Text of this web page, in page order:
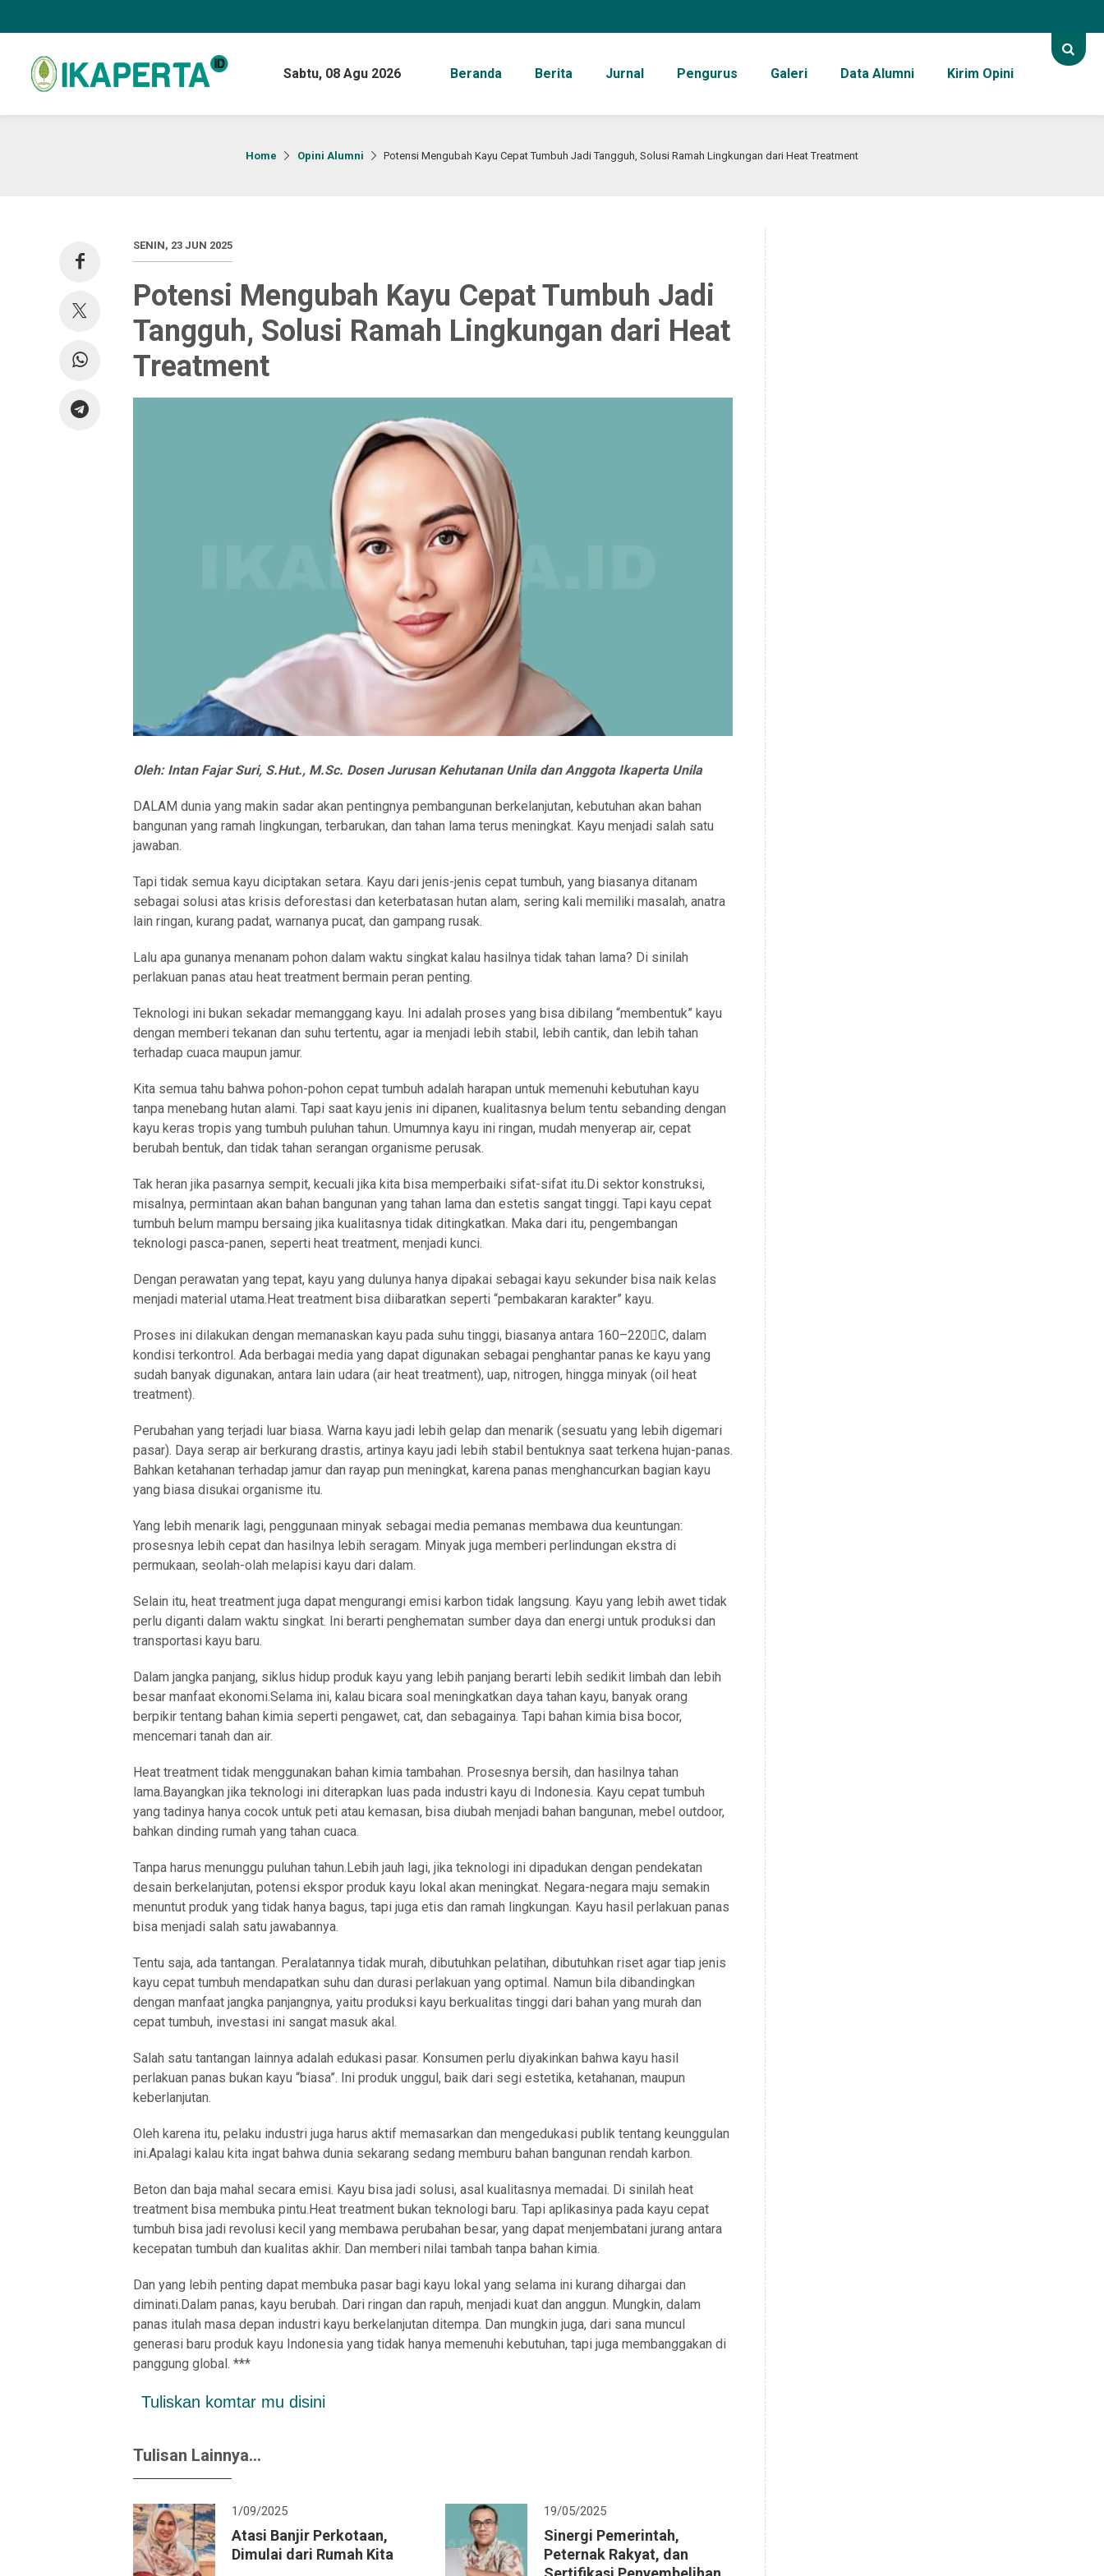
Sabtu, 08 Agu 2026 Beranda Berita Jurnal Pengurus Galeri Data Alumni Kirim Opini
Home Opini Alumni Potensi Mengubah Kayu Cepat Tumbuh Jadi Tangguh, Solusi Ramah Lingkungan dari Heat Treatment
SENIN, 23 JUN 2025
Potensi Mengubah Kayu Cepat Tumbuh Jadi
Tangguh, Solusi Ramah Lingkungan dari Heat
Treatment
Oleh: Intan Fajar Suri, S.Hut., M.Sc. Dosen Jurusan Kehutanan Unila dan Anggota Ikaperta Unila
DALAM dunia yang makin sadar akan pentingnya pembangunan berkelanjutan, kebutuhan akan bahan
bangunan yang ramah lingkungan, terbarukan, dan tahan lama terus meningkat. Kayu menjadi salah satu
jawaban.
Tapi tidak semua kayu diciptakan setara. Kayu dari jenis-jenis cepat tumbuh, yang biasanya ditanam
sebagai solusi atas krisis deforestasi dan keterbatasan hutan alam, sering kali memiliki masalah, anatra
lain ringan, kurang padat, warnanya pucat, dan gampang rusak.
Lalu apa gunanya menanam pohon dalam waktu singkat kalau hasilnya tidak tahan lama? Di sinilah
perlakuan panas atau heat treatment bermain peran penting.
Teknologi ini bukan sekadar memanggang kayu. Ini adalah proses yang bisa dibilang “membentuk” kayu
dengan memberi tekanan dan suhu tertentu, agar ia menjadi lebih stabil, lebih cantik, dan lebih tahan
terhadap cuaca maupun jamur.
Kita semua tahu bahwa pohon-pohon cepat tumbuh adalah harapan untuk memenuhi kebutuhan kayu
tanpa menebang hutan alami. Tapi saat kayu jenis ini dipanen, kualitasnya belum tentu sebanding dengan
kayu keras tropis yang tumbuh puluhan tahun. Umumnya kayu ini ringan, mudah menyerap air, cepat
berubah bentuk, dan tidak tahan serangan organisme perusak.
Tak heran jika pasarnya sempit, kecuali jika kita bisa memperbaiki sifat-sifat itu.Di sektor konstruksi,
misalnya, permintaan akan bahan bangunan yang tahan lama dan estetis sangat tinggi. Tapi kayu cepat
tumbuh belum mampu bersaing jika kualitasnya tidak ditingkatkan. Maka dari itu, pengembangan
teknologi pasca-panen, seperti heat treatment, menjadi kunci.
Dengan perawatan yang tepat, kayu yang dulunya hanya dipakai sebagai kayu sekunder bisa naik kelas
menjadi material utama.Heat treatment bisa diibaratkan seperti “pembakaran karakter” kayu.
Proses ini dilakukan dengan memanaskan kayu pada suhu tinggi, biasanya antara 160–220C, dalam
kondisi terkontrol. Ada berbagai media yang dapat digunakan sebagai penghantar panas ke kayu yang
sudah banyak digunakan, antara lain udara (air heat treatment), uap, nitrogen, hingga minyak (oil heat
treatment).
Perubahan yang terjadi luar biasa. Warna kayu jadi lebih gelap dan menarik (sesuatu yang lebih digemari
pasar). Daya serap air berkurang drastis, artinya kayu jadi lebih stabil bentuknya saat terkena hujan-panas.
Bahkan ketahanan terhadap jamur dan rayap pun meningkat, karena panas menghancurkan bagian kayu
yang biasa disukai organisme itu.
Yang lebih menarik lagi, penggunaan minyak sebagai media pemanas membawa dua keuntungan:
prosesnya lebih cepat dan hasilnya lebih seragam. Minyak juga memberi perlindungan ekstra di
permukaan, seolah-olah melapisi kayu dari dalam.
Selain itu, heat treatment juga dapat mengurangi emisi karbon tidak langsung. Kayu yang lebih awet tidak
perlu diganti dalam waktu singkat. Ini berarti penghematan sumber daya dan energi untuk produksi dan
transportasi kayu baru.
Dalam jangka panjang, siklus hidup produk kayu yang lebih panjang berarti lebih sedikit limbah dan lebih
besar manfaat ekonomi.Selama ini, kalau bicara soal meningkatkan daya tahan kayu, banyak orang
berpikir tentang bahan kimia seperti pengawet, cat, dan sebagainya. Tapi bahan kimia bisa bocor,
mencemari tanah dan air.
Heat treatment tidak menggunakan bahan kimia tambahan. Prosesnya bersih, dan hasilnya tahan
lama.Bayangkan jika teknologi ini diterapkan luas pada industri kayu di Indonesia. Kayu cepat tumbuh
yang tadinya hanya cocok untuk peti atau kemasan, bisa diubah menjadi bahan bangunan, mebel outdoor,
bahkan dinding rumah yang tahan cuaca.
Tanpa harus menunggu puluhan tahun.Lebih jauh lagi, jika teknologi ini dipadukan dengan pendekatan
desain berkelanjutan, potensi ekspor produk kayu lokal akan meningkat. Negara-negara maju semakin
menuntut produk yang tidak hanya bagus, tapi juga etis dan ramah lingkungan. Kayu hasil perlakuan panas
bisa menjadi salah satu jawabannya.
Tentu saja, ada tantangan. Peralatannya tidak murah, dibutuhkan pelatihan, dibutuhkan riset agar tiap jenis
kayu cepat tumbuh mendapatkan suhu dan durasi perlakuan yang optimal. Namun bila dibandingkan
dengan manfaat jangka panjangnya, yaitu produksi kayu berkualitas tinggi dari bahan yang murah dan
cepat tumbuh, investasi ini sangat masuk akal.
Salah satu tantangan lainnya adalah edukasi pasar. Konsumen perlu diyakinkan bahwa kayu hasil
perlakuan panas bukan kayu “biasa”. Ini produk unggul, baik dari segi estetika, ketahanan, maupun
keberlanjutan.
Oleh karena itu, pelaku industri juga harus aktif memasarkan dan mengedukasi publik tentang keunggulan
ini.Apalagi kalau kita ingat bahwa dunia sekarang sedang memburu bahan bangunan rendah karbon.
Beton dan baja mahal secara emisi. Kayu bisa jadi solusi, asal kualitasnya memadai. Di sinilah heat
treatment bisa membuka pintu.Heat treatment bukan teknologi baru. Tapi aplikasinya pada kayu cepat
tumbuh bisa jadi revolusi kecil yang membawa perubahan besar, yang dapat menjembatani jurang antara
kecepatan tumbuh dan kualitas akhir. Dan memberi nilai tambah tanpa bahan kimia.
Dan yang lebih penting dapat membuka pasar bagi kayu lokal yang selama ini kurang dihargai dan
diminati.Dalam panas, kayu berubah. Dari ringan dan rapuh, menjadi kuat dan anggun. Mungkin, dalam
panas itulah masa depan industri kayu berkelanjutan ditempa. Dan mungkin juga, dari sana muncul
generasi baru produk kayu Indonesia yang tidak hanya memenuhi kebutuhan, tapi juga membanggakan di
panggung global. ***
Tuliskan komtar mu disini
Tulisan Lainnya...
1/09/2025
Atasi Banjir Perkotaan,
Dimulai dari Rumah Kita
19/05/2025
Sinergi Pemerintah,
Peternak Rakyat, dan